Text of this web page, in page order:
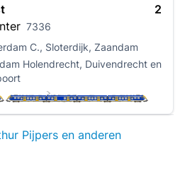
7336
2
C., Sloterdijk, Zaandam
Holendrecht, Duivendrecht en
Pijpers en anderen